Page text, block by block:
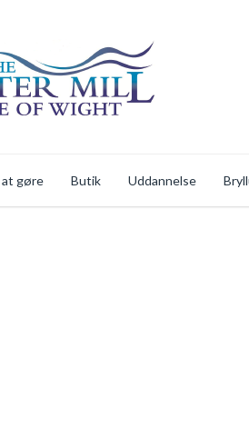
gøre Butik Uddannelse